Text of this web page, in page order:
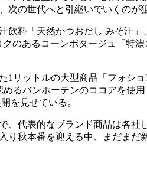
の世代へと引継いでいくのが
料「天然かつおだし みそ汁」
のあるコーンポタージュ「特
リットルの大型商品「フォショ
るバンホーテンのココアを使
を見せている。
代表的なブランド商品は各社
秋本番を迎える中、まだまだ